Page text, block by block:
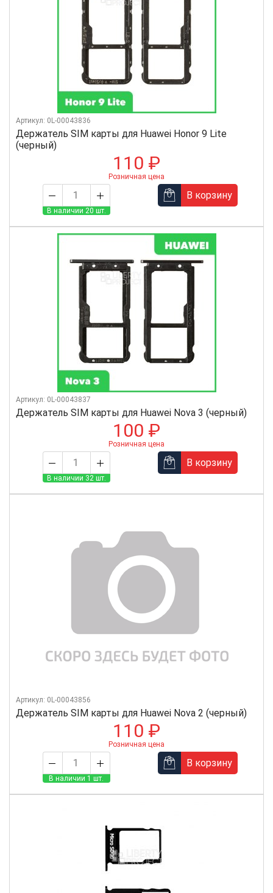
Держатель SIM карты для Huawei Honor 9 Lite
(черный)
Артикул: 0L-00043836
110 ₽
Розничная цена
В наличии 20 шт.
В корзину
Держатель SIM карты для Huawei Nova 3 (черный)
Артикул: 0L-00043837
100 ₽
Розничная цена
В наличии 32 шт.
В корзину
Держатель SIM карты для Huawei Nova 2 (черный)
Артикул: 0L-00043856
110 ₽
Розничная цена
В наличии 1 шт.
В корзину